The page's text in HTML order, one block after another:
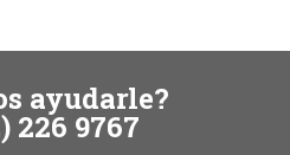
ayudarle?
226 9767